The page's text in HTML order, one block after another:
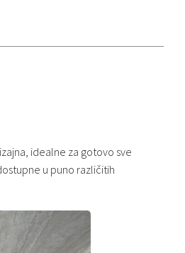
idealne za gotovo sve
u puno različitih